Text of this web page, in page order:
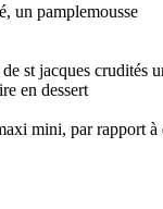
un pamplemousse
st jacques crudités
en dessert
mini, par rapport